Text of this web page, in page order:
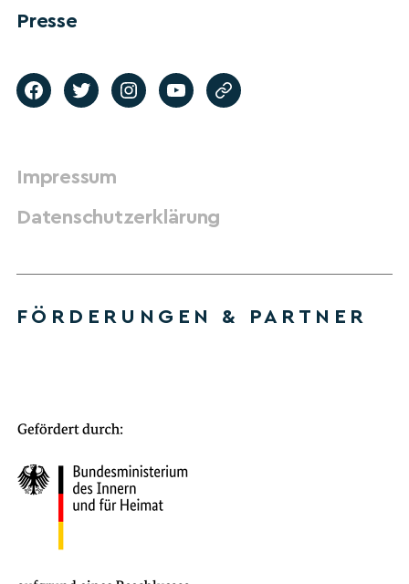
Presse
Impressum
Datenschutzerklärung
FÖRDERUNGEN & PARTNER